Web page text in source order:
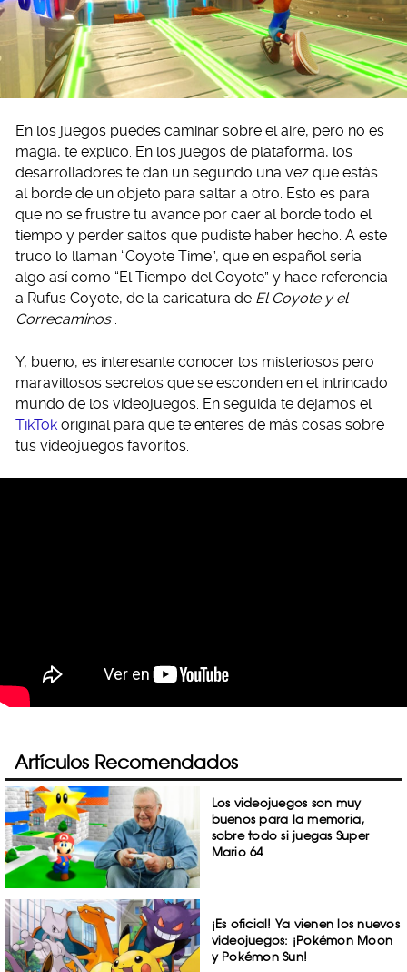
En los juegos puedes caminar sobre el aire, pero no es
magia, te explico. En los juegos de plataforma, los
desarrolladores te dan un segundo una vez que estás
al borde de un objeto para saltar a otro. Esto es para
que no se frustre tu avance por caer al borde todo el
tiempo y perder saltos que pudiste haber hecho. A este
truco lo llaman “Coyote Time”, que en español sería
algo así como “El Tiempo del Coyote” y hace referencia
a Rufus Coyote, de la caricatura de El Coyote y el
Correcaminos .
Y, bueno, es interesante conocer los misteriosos pero
maravillosos secretos que se esconden en el intrincado
mundo de los videojuegos. En seguida te dejamos el
TikTok original para que te enteres de más cosas sobre
tus videojuegos favoritos.
Artículos Recomendados
Los videojuegos son muy
buenos para la memoria,
sobre todo si juegas Super
Mario 64
¡Es oficial! Ya vienen los nuevos
videojuegos: ¡Pokémon Moon
y Pokémon Sun!